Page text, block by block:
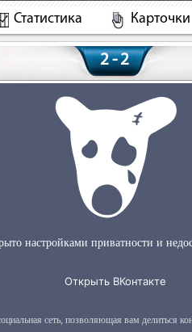
Статистика Карточки
2 - 2